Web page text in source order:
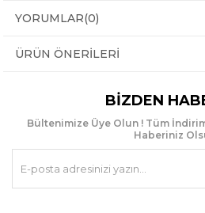
YORUMLAR(0)
ÜRÜN ÖNERILERI
BIZDEN
Bültenimize Üye Olun ! Tüm
Haberiniz